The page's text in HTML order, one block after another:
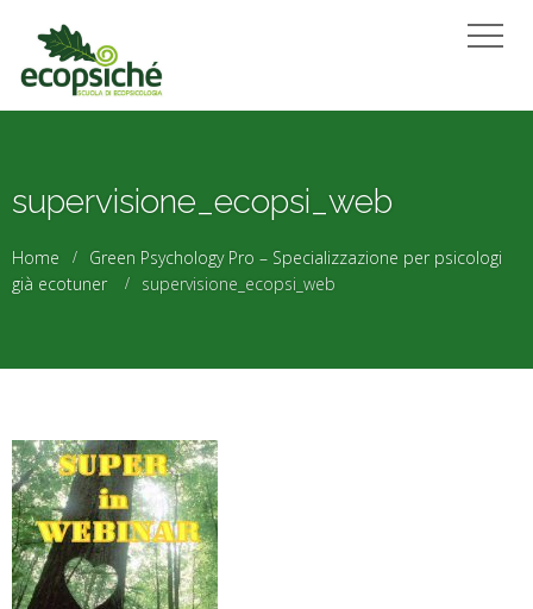
supervisione_ecopsi_web
Home
Green Psychology Pro – Specializzazione per psicologi
già ecotuner
supervisione_ecopsi_web